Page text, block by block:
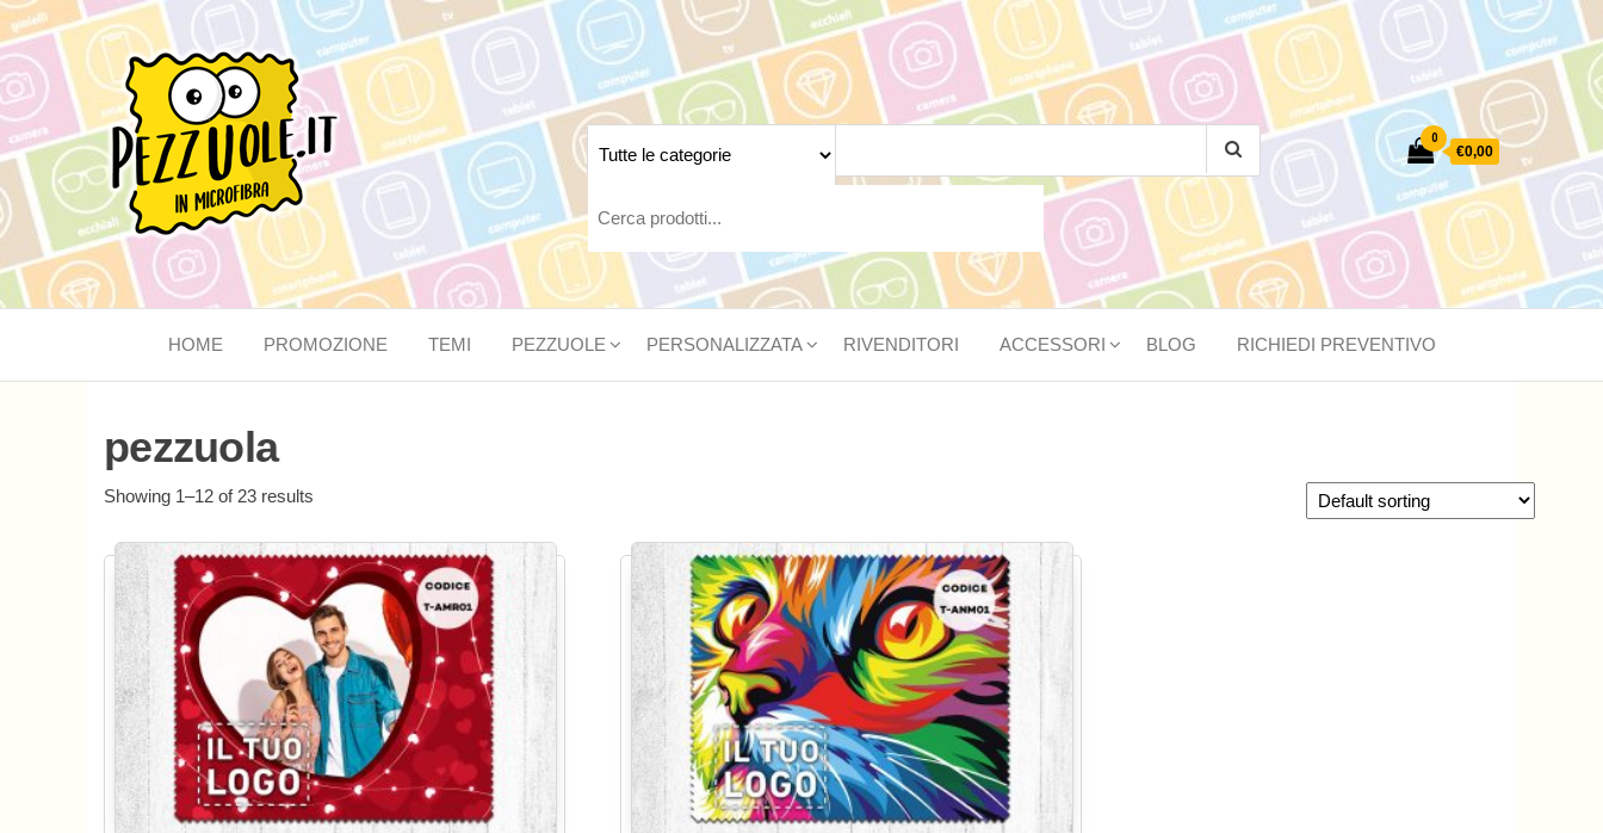
Pezzuole.it
Crea la tua
pezzuola
personalizzata
0
€0,00
HOME PROMOZIONE TEMI PEZZUOLE PERSONALIZZATA RIVENDITORI ACCESSORI BLOG RICHIEDI PREVENTIVO
pezzuola
Showing 1–12 of 23 results